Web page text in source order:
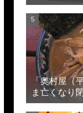
「奥村屋
ま亡くな
市豊住